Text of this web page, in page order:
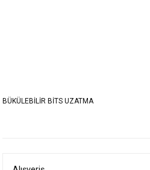
BÜKÜLEBİLİR BİTS UZATMA